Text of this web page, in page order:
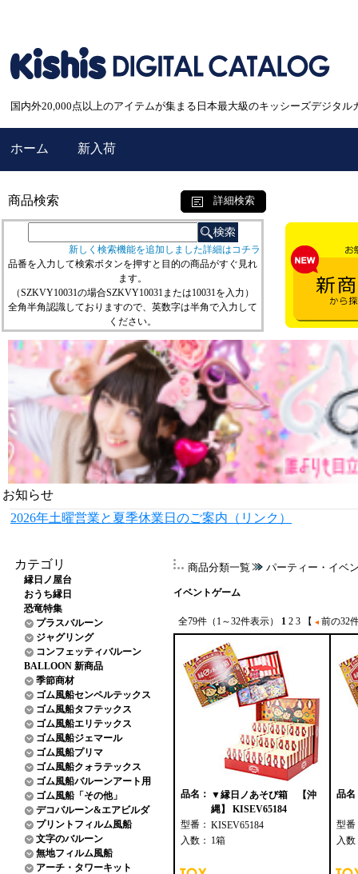
国内外20,000点以上のアイテムが集まる日本最大級のキッシーズデジタル
ホーム 新入荷
商品検索 詳細検索
新しく検索機能を追加しました詳細はコチラ
品番を入力して検索ボタンを押すと目的の商品がすぐ見れ
ます。
（SZKVY10031の場合SZKVY10031または10031を入力）
全角半角認識しておりますので、英数字は半角で入力して
ください。
お知らせ
2026年土曜営業と夏季休業日のご案内（リンク）
カテゴリ
縁日ノ屋台
おうち縁日
恐竜特集
プラスバルーン
ジャグリング
コンフェッティバルーン
BALLOON 新商品
季節商材
ゴム風船センペルテックス
ゴム風船タフテックス
ゴム風船エリテックス
ゴム風船ジェマール
ゴム風船プリマ
ゴム風船クォラテックス
ゴム風船バルーンアート用
ゴム風船「その他」
デコバルーン&エアビルダ
プリントフィルム風船
文字のバルーン
無地フィルム風船
アーチ・タワーキット
商品分類一覧 パーティー・イベ
イベントゲーム
全79件（1～32件表示） 1 2 3 【 前の32
品名： ▼縁日ノあそび箱 【沖
縄】 KISEV65184
型番： KISEV65184
入数： 1箱
品名
型番
入数